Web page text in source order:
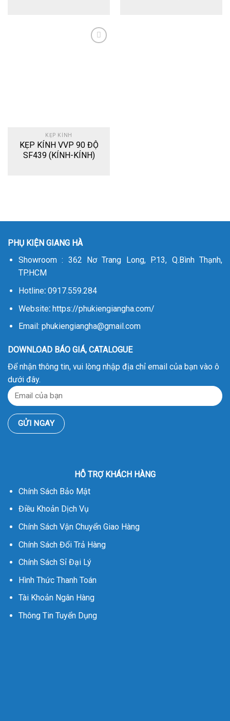
KẸP KÍNH
KẸP KÍNH VVP 90 ĐỘ
SF439 (KÍNH-KÍNH)
PHỤ KIỆN GIANG HÀ
Showroom : 362 Nơ Trang Long, P.13, Q.Bình Thạnh,
TP.HCM
Hotline:0917.559.284
Website: https://phukiengiangha.com/
Email: phukiengiangha@gmail.com
DOWNLOAD BÁO GIÁ, CATALOGUE
Để nhận thông tin, vui lòng nhập địa chỉ email của bạn vào ô
dưới đây.
HỖ TRỢ KHÁCH HÀNG
Chính Sách Bảo Mật
Điều Khoản Dịch Vụ
Chính Sách Vận Chuyển Giao Hàng
Chính Sách Đổi Trả Hàng
Chính Sách Sỉ Đại Lý
Hình Thức Thanh Toán
Tài Khoản Ngân Hàng
Thông Tin Tuyển Dụng